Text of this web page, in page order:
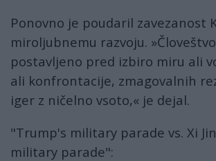
Ponovno je poudaril zavezanost
miroljubnemu razvoju.
postavljeno pred izbiro miru ali
ali konfrontacije, zmagovalnih
iger z ničelno vsoto,« je dejal.
"Trump's military parade vs. Xi
military parade":